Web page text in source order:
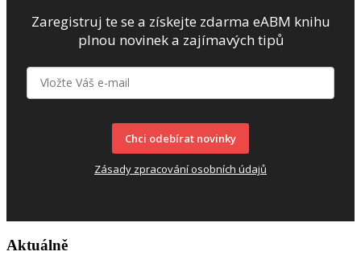
Zaregistruj te se a získejte zdarma eABM knihu
plnou novinek a zajímavých tipů
Chci odebírat novinky
Zásady zpracování osobních údajů
Aktuálně